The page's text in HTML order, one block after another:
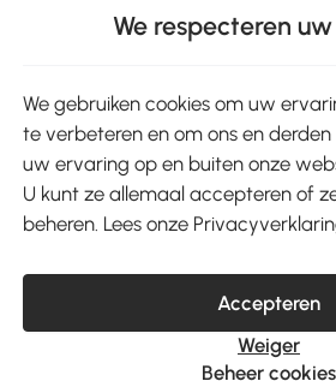
Veilige betaling
Download de app en ontvang
Google
MH Handel GmbH, Wendenstrasse
We respecteren
We gebruiken cookies om uw
te verbeteren en om ons en
uw ervaring op en buiten onze
U kunt ze allemaal accepteren of
beheren. Lees onze
Accepteren
Weiger
Beheer cookies